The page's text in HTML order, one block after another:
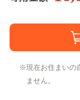
現在お住まいの
ません。